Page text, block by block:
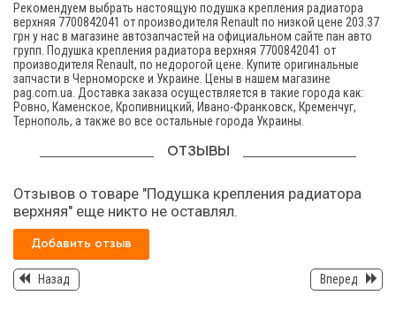
Рекомендуем выбрать настоящую подушка крепления радиатора
верхняя 7700842041 от производителя Renault по низкой цене 203.37
грн у нас в магазине автозапчастей на официальном сайте пан авто
групп. Подушка крепления радиатора верхняя 7700842041 от
производителя Renault, по недорогой цене. Купите оригинальные
запчасти в Черноморске и Украине. Цены в нашем магазине
pag.com.ua. Доставка заказа осуществляется в такие города как:
Ровно, Каменское, Кропивницкий, Ивано-Франковск, Кременчуг,
Тернополь, а также во все остальные города Украины.
ОТЗЫВЫ
Отзывов о товаре "Подушка крепления радиатора
верхняя" еще никто не оставлял.
Добавить отзыв
Назад Вперед